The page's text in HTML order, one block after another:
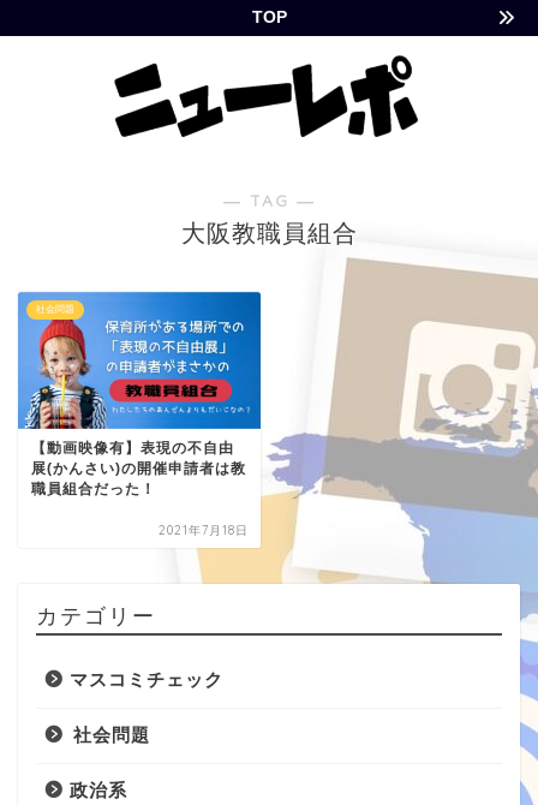
TOP
― TAG ―
大阪教職員組合
社会問題
【動画映像有】表現の不自由
展(かんさい)の開催申請者は教
職員組合だった！
2021年7月18日
カテゴリー
マスコミチェック
社会問題
政治系